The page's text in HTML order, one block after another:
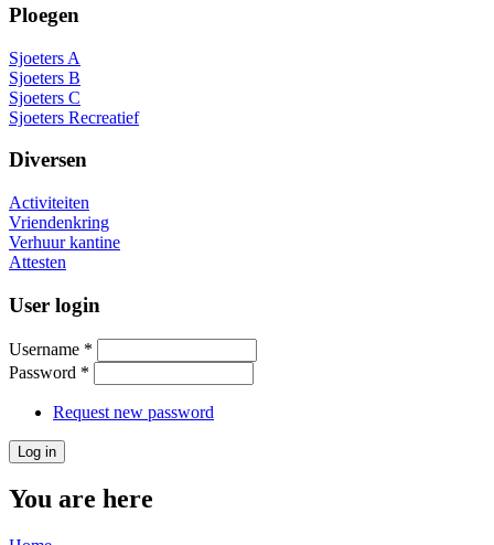
Ploegen
Sjoeters A
Sjoeters B
Sjoeters C
Sjoeters Recreatief
Diversen
Activiteiten
Vriendenkring
Verhuur kantine
Attesten
User login
Username *
Password *
Request new password
You are here